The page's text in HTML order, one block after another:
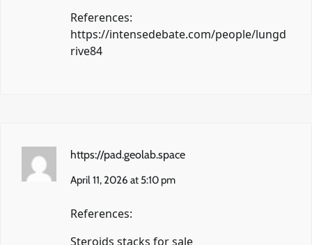
References:
https://intensedebate.com/people/lungd
rive84
https://pad.geolab.space
April 11, 2026 at 5:10 pm
References:
Steroids stacks for sale